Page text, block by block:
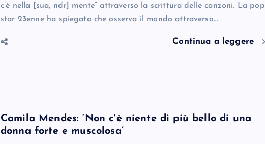
c’è nella [sua, ndr] mente” attraverso la scrittura delle canzoni. La pop
star 23enne ha spiegato che osserva il mondo attraverso…
Continua a leggere
Camila Mendes: ‘Non c'è niente di più bello di una
donna forte e muscolosa’